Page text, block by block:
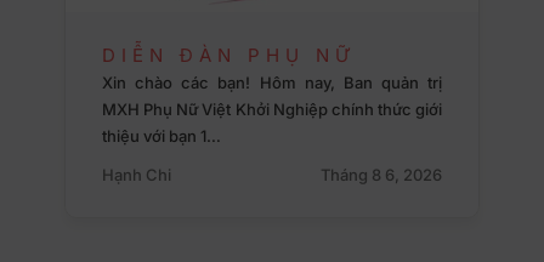
DIỄN ĐÀN PHỤ NỮ
Xin chào các bạn! Hôm nay, Ban quản trị
MXH Phụ Nữ Việt Khởi Nghiệp chính thức giới
thiệu với bạn 1…
Hạnh Chi
Tháng 8 6, 2026